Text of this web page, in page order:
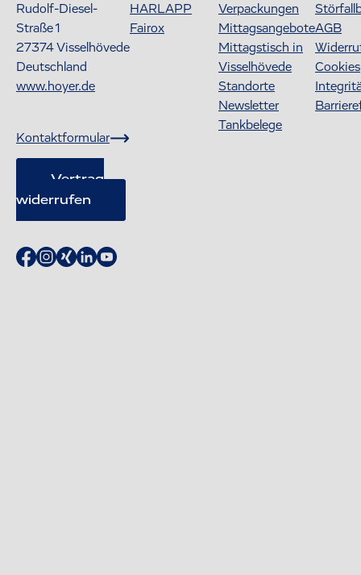
Rudolf-Diesel-
Straße 1
27374Visselhövede
Deutschland
www.hoyer.de
Kontaktformular
Vertrag
widerrufen
HARLAPP
Fairox
Verpackungen
Mittagsangebote
Mittagstisch in
Visselhövede
Standorte
Newsletter
Tankbelege
AGB
Cookies